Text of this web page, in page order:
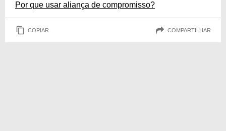
Por que usar aliança de compromisso?
COPIAR COMPARTILHAR